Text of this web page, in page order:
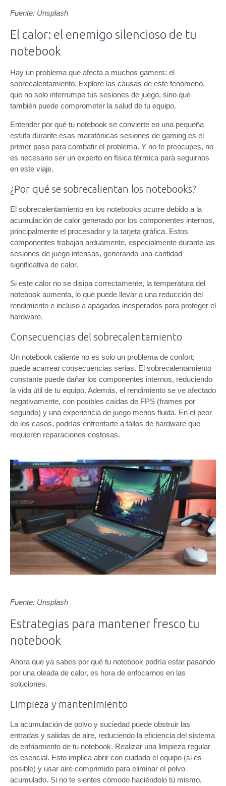
Fuente: Unsplash
El calor: el enemigo silencioso de tu
notebook
Hay un problema que afecta a muchos gamers: el
sobrecalentamiento. Explore las causas de este fenómeno,
que no solo interrumpe tus sesiones de juego, sino que
también puede comprometer la salud de tu equipo.
Entender por qué tu notebook se convierte en una pequeña
estufa durante esas maratónicas sesiones de gaming es el
primer paso para combatir el problema. Y no te preocupes, no
es necesario ser un experto en física térmica para seguirnos
en este viaje.
¿Por qué se sobrecalientan los notebooks?
El sobrecalentamiento en los notebooks ocurre debido a la
acumulación de calor generado por los componentes internos,
principalmente el procesador y la tarjeta gráfica. Estos
componentes trabajan arduamente, especialmente durante las
sesiones de juego intensas, generando una cantidad
significativa de calor.
Si este calor no se disipa correctamente, la temperatura del
notebook aumenta, lo que puede llevar a una reducción del
rendimiento e incluso a apagados inesperados para proteger el
hardware.
Consecuencias del sobrecalentamiento
Un notebook caliente no es solo un problema de confort;
puede acarrear consecuencias serias. El sobrecalentamiento
constante puede dañar los componentes internos, reduciendo
la vida útil de tu equipo. Además, el rendimiento se ve afectado
negativamente, con posibles caídas de FPS (frames por
segundo) y una experiencia de juego menos fluida. En el peor
de los casos, podrías enfrentarte a fallos de hardware que
requieren reparaciones costosas.
Fuente: Unsplash
Estrategias para mantener fresco tu
notebook
Ahora que ya sabes por qué tu notebook podría estar pasando
por una oleada de calor, es hora de enfocarnos en las
soluciones.
Limpieza y mantenimiento
La acumulación de polvo y suciedad puede obstruir las
entradas y salidas de aire, reduciendo la eficiencia del sistema
de enfriamiento de tu notebook. Realizar una limpieza regular
es esencial. Esto implica abrir con cuidado el equipo (si es
posible) y usar aire comprimido para eliminar el polvo
acumulado. Si no te sientes cómodo haciéndolo tú mismo,